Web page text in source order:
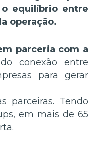
equilíbrio entre
operação.
parceria com a
conexão entre
para gerar
parceiras. Tendo
em mais de 65